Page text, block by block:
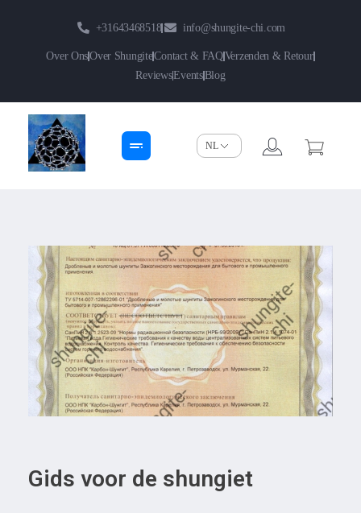
+31643468518 info@shungite-chi.com
Over OnsOver ShungiteContact & FAQVerzenden & Retour
ReviewsEventsBlog
Gids voor de shungiet